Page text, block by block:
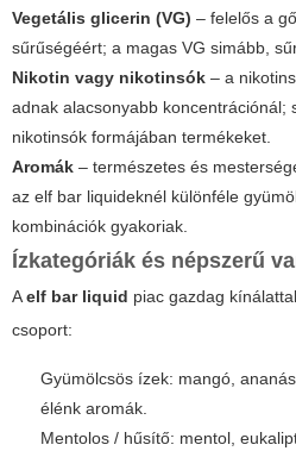
Vegetális glicerin (VG) – felelős a
sűrűségéért; a magas VG simább,
Nikotin vagy nikotinsók – a
adnak alacsonyabb koncentrációnál;
nikotinsók formájában termékeket.
Aromák – természetes és
az elf bar liquideknél különféle
kombinációk gyakoriak.
Ízkategóriák és népszerű
Aelf bar liquid piac gazdag
csoport:
Gyümölcsös ízek: mangó,
élénk aromák.
Mentolos / hűsítő: mentol,